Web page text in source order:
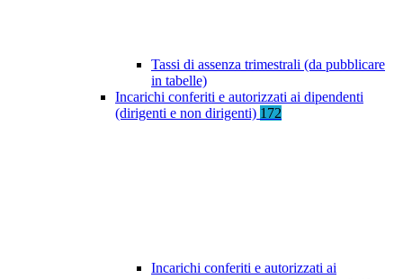
Tassi di assenza trimestrali (da pubblicare
in tabelle)
Incarichi conferiti e autorizzati ai dipendenti
(dirigenti e non dirigenti) 172
Incarichi conferiti e autorizzati ai